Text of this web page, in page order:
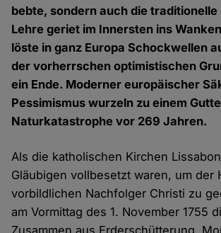
bebte, sondern auch die
Lehre geriet im Innersten ins
löste in ganz Europa Schockwellen
der vorherrschen optimistischen
ein Ende. Moderner europäischer
Pessimismus wurzeln zu einem
Naturkatastrophe vor 269 Jahren.
Als die katholischen Kirchen
Gläubigen vollbesetzt waren, um der
vorbildlichen Nachfolger Christi zu
am Vormittag des 1. November 1755
Zusammen aus Erderschütterung,